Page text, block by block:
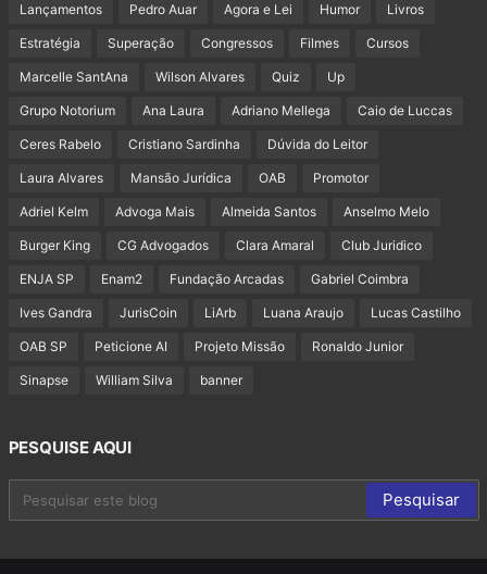
Lançamentos Pedro Auar Agora e Lei Humor Livros
Estratégia Superação Congressos Filmes Cursos
Marcelle SantAna Wilson Alvares Quiz Up
Grupo Notorium Ana Laura Adriano Mellega Caio de Luccas
Ceres Rabelo Cristiano Sardinha Dúvida do Leitor
Laura Alvares Mansão Jurídica OAB Promotor
Adriel Kelm Advoga Mais Almeida Santos Anselmo Melo
Burger King CG Advogados Clara Amaral Club Juridico
ENJA SP Enam2 Fundação Arcadas Gabriel Coimbra
Ives Gandra JurisCoin LiArb Luana Araujo Lucas Castilho
OAB SP Peticione AI Projeto Missão Ronaldo Junior
Sinapse William Silva banner
PESQUISE AQUI